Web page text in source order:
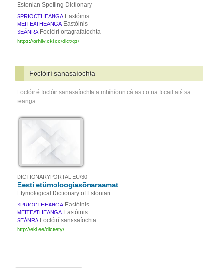
Estonian Spelling Dictionary
SPRIOCTHEANGA Eastóinis
MEITEATHEANGA Eastóinis
SEÁNRA Foclóirí ortagrafaíochta
https://arhiiv.eki.ee/dict/qs/
Foclóirí sanasaíochta
Foclóir é foclóir sanasaíochta a mhíníonn cá as do na focail atá sa
teanga.
DICTIONARYPORTAL.EU/30
Eesti etümoloogiasõnaraamat
Etymological Dictionary of Estonian
SPRIOCTHEANGA Eastóinis
MEITEATHEANGA Eastóinis
SEÁNRA Foclóirí sanasaíochta
http://eki.ee/dict/ety/